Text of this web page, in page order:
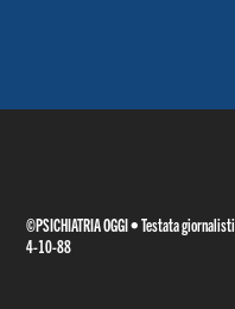
©PSICHIATRIA OGGI • Testata
4-10-88